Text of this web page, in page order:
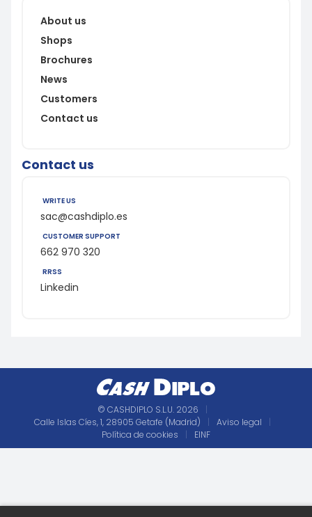
About us
Shops
Brochures
News
Customers
Contact us
Contact us
WRITE US
sac@cashdiplo.es
CUSTOMER SUPPORT
662 970 320
RRSS
Linkedin
© CASHDIPLO S.L.U. 2026
Calle Islas Cíes, 1, 28905 Getafe (Madrid)
Aviso legal
Política de cookies
EINF